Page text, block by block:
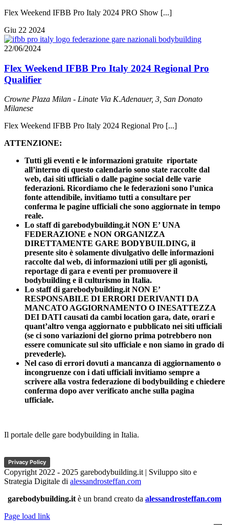
Flex Weekend IFBB Pro Italy 2024 PRO Show [...]
Giu 22 2024
22/06/2024
Flex Weekend IFBB Pro Italy 2024 Regional Pro
Qualifier
Crowne Plaza Milan - Linate Via K.Adenauer, 3, San Donato
Milanese
Flex Weekend IFBB Pro Italy 2024 Regional Pro [...]
ATTENZIONE:
Tutti gli eventi e le informazioni gratuite riportate
all’interno di questo calendario sono state raccolte dal
web, dai siti ufficiali o dalle pagine social delle varie
federazioni. Ricordiamo che le federazioni sono l’unica
fonte attendibile, invitiamo tutti a consultare per
conferma le pagine ufficiali che sono aggiornate in tempo
reale.
Lo staff di garebodybuilding.it NON E’ UNA
FEDERAZIONE e NON ORGANIZZA
DIRETTAMENTE GARE BODYBUILDING, il
presente sito è solamente divulgativo delle informazioni
raccolte dal web, di informazioni utili per gli agonisti,
reportage di gara e eventi per promuovere il
bodybuilding e il culturismo in Italia.
Lo staff di garebodybuilding.it NON E’
RESPONSABILE DI ERRORI DERIVANTI DA
MANCATO AGGIORNAMENTO O INESATTEZZA
DEI DATI causati da cambi location gara, date, orari e
quant’altro venga aggiornato e pubblicato nei siti ufficiali
(se ci sono variazioni del giorno prima potrebbero non
essere comunicate sul sito ufficiale e non siamo in grado di
prevederle).
Nel caso di errori dovuti a mancanza di aggiornamento o
incongruenze con i dati ufficiali invitiamo sempre a
scrivere alla vostra federazione di bodybuilding e chiedere
conferma dopo aver verificato anche sulla pagina
ufficiale.
Il portale delle gare bodybuilding in Italia.
Privacy Policy
Copyright 2022 - 2025 garebodybuilding.it | Sviluppo sito e
Strategia Digitale di alessandrosteffan.com
garebodybuilding.it è un brand creato da alessandrosteffan.com
Page load link